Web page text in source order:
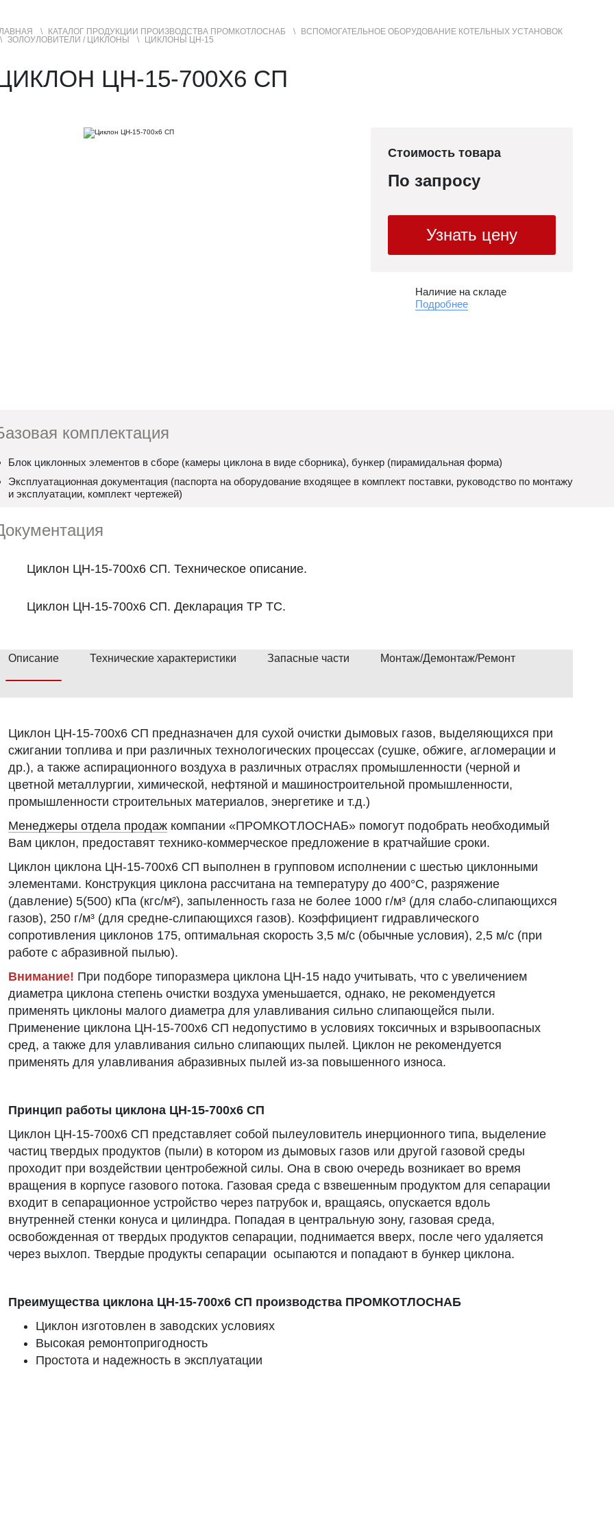
КАТАЛОГ ПРОДУКЦИИ ПРОИЗВОДСТВА ПРОМКОТЛОСНАБ
ВСПОМОГАТЕЛЬНОЕ ОБОРУДОВАНИЕ КОТЕЛЬНЫХ УСТАНОВОК
ЗОЛОУЛОВИТЕЛИ / ЦИКЛОНЫ
ЦИКЛОНЫ ЦН-15
ЦН-15-700Х6 СП
Стоимость товара
По запросу
Узнать цену
Наличие на складе
Подробнее
комплектация
Блок циклонных элементов в сборе (камеры циклона в виде сборника), бункер (пирамидальная форма)
Эксплуатационная документация (паспорта на оборудование входящее в комплект поставки, руководство по монтажу
и эксплуатации, комплект чертежей)
Циклон ЦН-15-700х6 СП. Техническое описание.
Циклон ЦН-15-700х6 СП. Декларация ТР ТС.
Описание Технические характеристики Запасные части Монтаж/Демонтаж/Ремонт
Циклон ЦН-15-700х6 СП предназначен для сухой очистки дымовых газов, выделяющихся при
сжигании топлива и при различных технологических процессах (сушке, обжиге, агломерации и
др.), а также аспирационного воздуха в различных отраслях промышленности (черной и
цветной металлургии, химической, нефтяной и машиностроительной промышленности,
промышленности строительных материалов, энергетике и т.д.)
Менеджеры отдела продаж компании «ПРОМКОТЛОСНАБ» помогут подобрать необходимый
Вам циклон, предоставят технико-коммерческое предложение в кратчайшие сроки.
Циклон циклона ЦН-15-700х6 СП выполнен в групповом исполнении с шестью циклонными
элементами. Конструкция циклона рассчитана на температуру до 400°С, разряжение
(давление) 5(500) кПа (кгс/м²), запыленность газа не более 1000 г/м³ (для слабо-слипающихся
газов), 250 г/м³ (для средне-слипающихся газов). Коэффициент гидравлического
сопротивления циклонов 175, оптимальная скорость 3,5 м/с (обычные условия), 2,5 м/с (при
работе с абразивной пылью).
Внимание! При подборе типоразмера циклона ЦН-15 надо учитывать, что с увеличением
диаметра циклона степень очистки воздуха уменьшается, однако, не рекомендуется
применять циклоны малого диаметра для улавливания сильно слипающейся пыли.
Применение циклона ЦН-15-700х6 СП недопустимо в условиях токсичных и взрывоопасных
сред, а также для улавливания сильно слипающих пылей. Циклон не рекомендуется
применять для улавливания абразивных пылей из-за повышенного износа.
Принцип работы циклона ЦН-15-700х6 СП
Циклон ЦН-15-700х6 СП представляет собой пылеуловитель инерционного типа, выделение
частиц твердых продуктов (пыли) в котором из дымовых газов или другой газовой среды
проходит при воздействии центробежной силы. Она в свою очередь возникает во время
вращения в корпусе газового потока. Газовая среда с взвешенным продуктом для сепарации
входит в сепарационное устройство через патрубок и, вращаясь, опускается вдоль
внутренней стенки конуса и цилиндра. Попадая в центральную зону, газовая среда,
освобожденная от твердых продуктов сепарации, поднимается вверх, после чего удаляется
через выхлоп. Твердые продукты сепарации осыпаются и попадают в бункер циклона.
Преимущества циклона ЦН-15-700х6 СП производства ПРОМКОТЛОСНАБ
Циклон изготовлен в заводских условиях
Высокая ремонтопригодность
Простота и надежность в эксплуатации